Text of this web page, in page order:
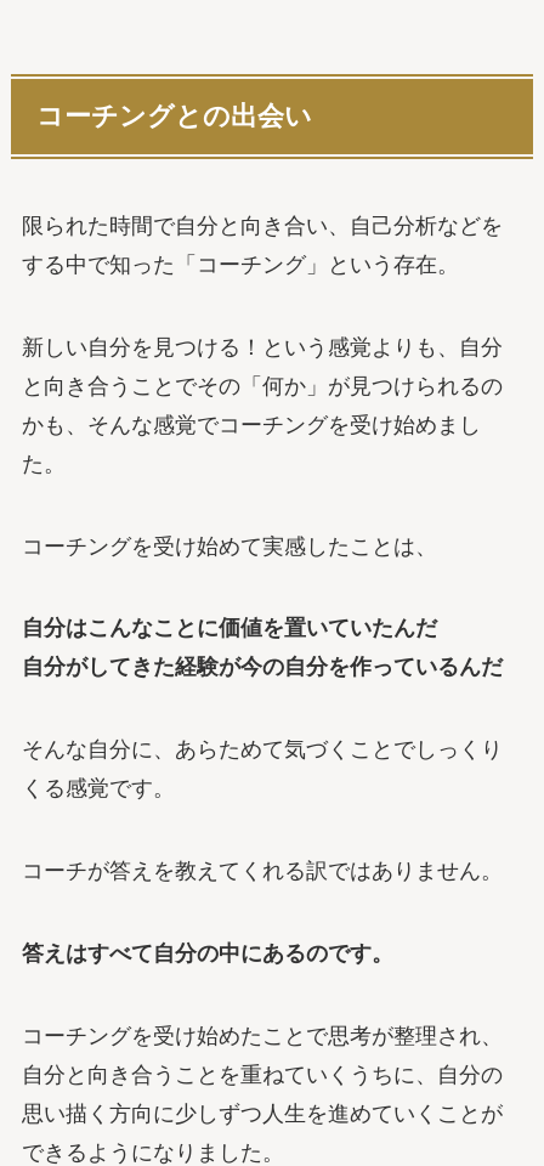
コーチングとの出会い
限られた時間で自分と向き合い、自己分析などを
する中で知った「コーチング」という存在。
新しい自分を見つける！という感覚よりも、自分
と向き合うことでその「何か」が見つけられるの
かも、そんな感覚でコーチングを受け始めまし
た。
コーチングを受け始めて実感したことは、
自分はこんなことに価値を置いていたんだ
自分がしてきた経験が今の自分を作っているんだ
そんな自分に、あらためて気づくことでしっくり
くる感覚です。
コーチが答えを教えてくれる訳ではありません。
答えはすべて自分の中にあるのです。
コーチングを受け始めたことで思考が整理され、
自分と向き合うことを重ねていくうちに、自分の
思い描く方向に少しずつ人生を進めていくことが
できるようになりました。